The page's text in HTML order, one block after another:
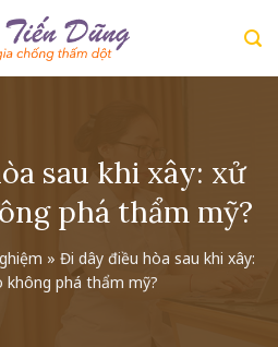
sau khi xây: xử
phá thẩm mỹ?
» Đi dây điều hòa sau khi xây:
không phá thẩm mỹ?